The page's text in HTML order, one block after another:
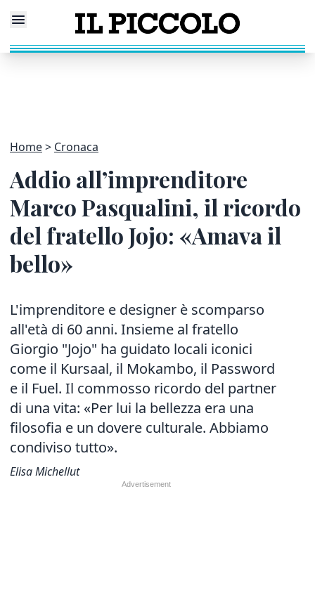
Home Cronaca
Addio all’imprenditore
Marco Pasqualini, il ricordo
del fratello Jojo: «Amava il
bello»
L'imprenditore e designer è scomparso
all'età di 60 anni. Insieme al fratello
Giorgio "Jojo" ha guidato locali iconici
come il Kursaal, il Mokambo, il Password
e il Fuel. Il commosso ricordo del partner
di una vita: «Per lui la bellezza era una
filosofia e un dovere culturale. Abbiamo
condiviso tutto».
Elisa Michellut